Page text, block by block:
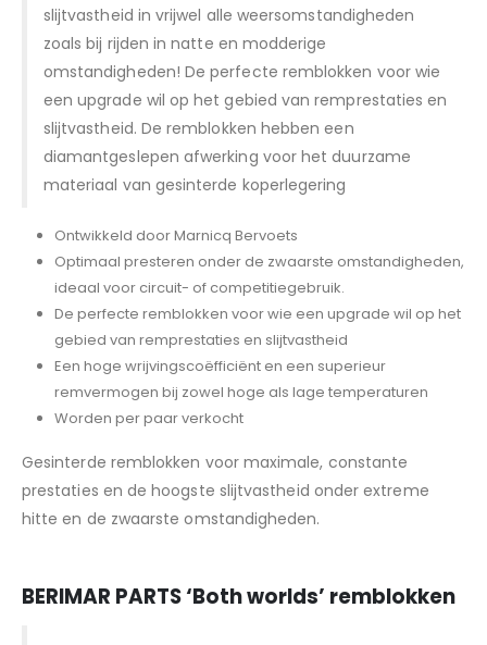
slijtvastheid in vrijwel alle weersomstandigheden
zoals bij rijden in natte en modderige
omstandigheden! De perfecte remblokken voor wie
een upgrade wil op het gebied van remprestaties en
slijtvastheid. De remblokken hebben een
diamantgeslepen afwerking voor het duurzame
materiaal van gesinterde koperlegering
Ontwikkeld door Marnicq Bervoets
Optimaal presteren onder de zwaarste omstandigheden,
ideaal voor circuit- of competitiegebruik.
De perfecte remblokken voor wie een upgrade wil op het
gebied van remprestaties en slijtvastheid
Een hoge wrijvingscoëfficiënt en een superieur
remvermogen bij zowel hoge als lage temperaturen
Worden per paar verkocht
Gesinterde remblokken voor maximale, constante
prestaties en de hoogste slijtvastheid onder extreme
hitte en de zwaarste omstandigheden.
BERIMAR PARTS‘Both worlds’ remblokken